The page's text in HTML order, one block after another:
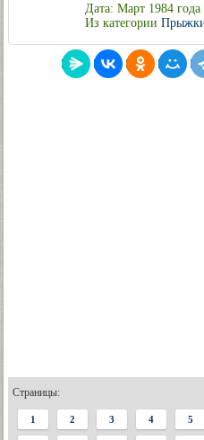
Дата: Март 1984 года
Из категории
Страницы:
1 2 3 4 5